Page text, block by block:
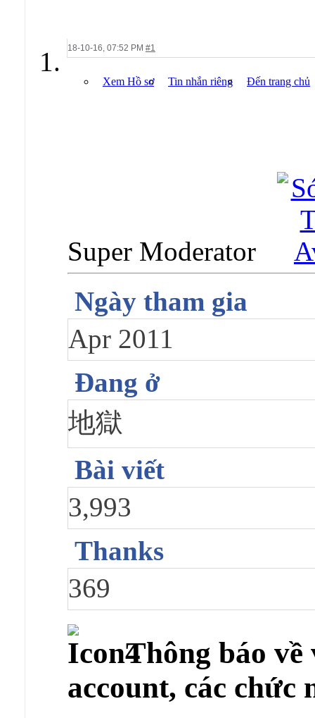
18-10-16, 07:52 PM #1
Xem Hồ sơ Tin nhắn riêng Đến trang chủ
Super Moderator
Ngày tham gia
Apr 2011
Đang ở
地獄
Bài viết
3,993
Thanks
369
Thông báo về
account, các chức